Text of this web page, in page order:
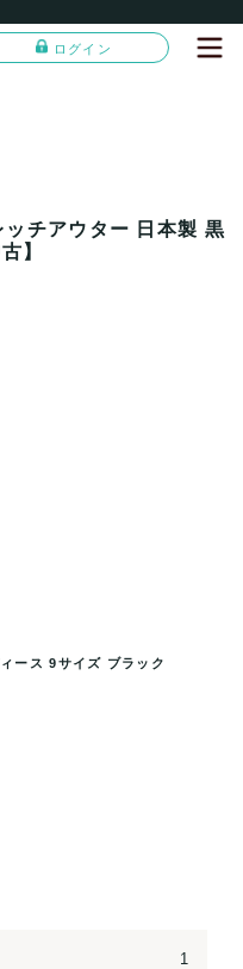
ログイン
デ・モード ノーカラージャ
チアウター 日本製 黒
】
ース 9サイズ ブラック
1